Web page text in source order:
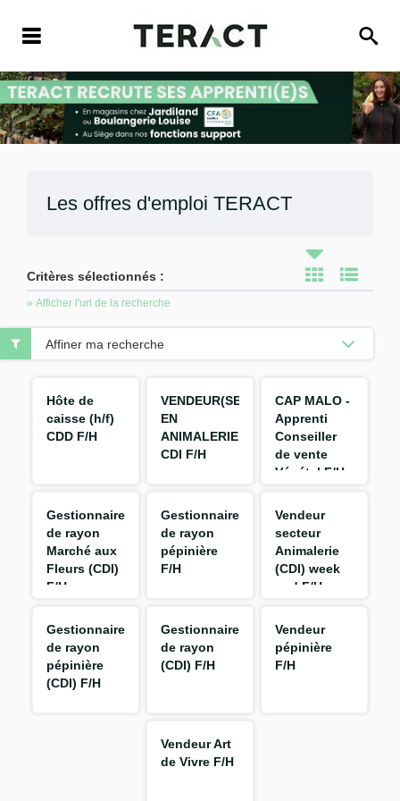
Les offres d'emploi TERACT
Critères sélectionnés :
» Afficher l'url de la recherche
Hôte de
caisse (h/f)
CDD F/H
VENDEUR(SE)
EN
ANIMALERIE
CDI F/H
CAP MALO -
Apprenti
Conseiller
de vente
Végétal F/H
Gestionnaire
de rayon
Marché aux
Fleurs (CDI)
F/H
Gestionnaire
de rayon
pépinière
F/H
Vendeur
secteur
Animalerie
(CDI) week
end F/H
Gestionnaire
de rayon
pépinière
(CDI) F/H
Gestionnaire
de rayon
(CDI) F/H
Vendeur
pépinière
F/H
Vendeur Art
de Vivre F/H
Affiner ma recherche